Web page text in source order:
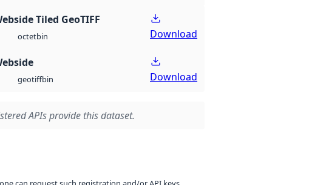
Tiled GeoTIFF
octetbin Download
geotiffbin Download
APIs provide this dataset.